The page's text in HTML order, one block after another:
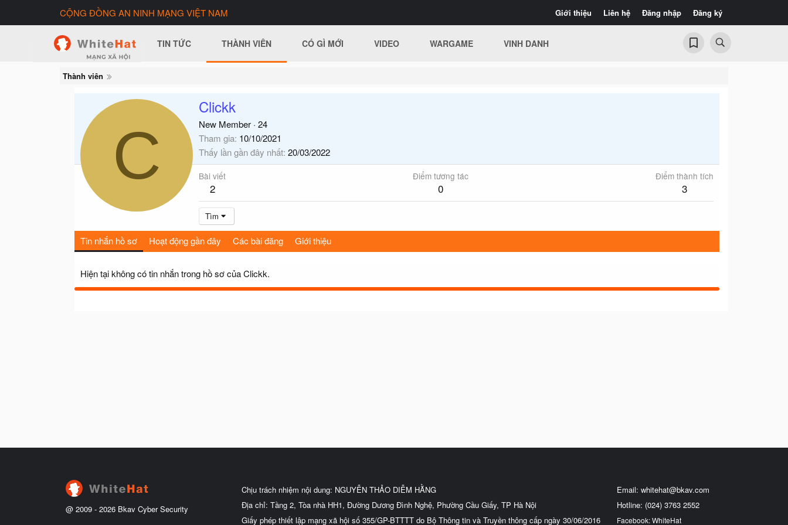
Giới thiệu Liên hệ Đăng nhập Đăng ký
CỘNG ĐỒNG AN NINH MẠNG VIỆT NAM
TIN TỨC THÀNH VIÊN CÓ GÌ MỚI VIDEO WARGAME VINH DANH
Thành viên
C
Clickk
New Member · 24
Tham gia 10/10/2021
Thấy lần gần đây nhất 20/03/2022
Bài viết
2
Điểm tương tác
0
Điểm thành tích
3
Tìm
Tin nhắn hồ sơ Hoạt động gần đây Các bài đăng Giới thiệu
Hiện tại không có tin nhắn trong hồ sơ của Clickk.
@ 2009 - 2026 Bkav Cyber Security
Chịu trách nhiệm nội dung: NGUYỄN THẢO DIỄM HẰNG
Địa chỉ: Tầng 2, Tòa nhà HH1, Đường Dương Đình Nghệ, Phường Cầu Giấy, TP Hà Nội
Giấy phép thiết lập mạng xã hội số 355/GP-BTTTT do Bộ Thông tin và Truyền thông cấp ngày 30/06/2016
Email: whitehat@bkav.com
Hotline: (024) 3763 2552
Facebook: WhiteHat